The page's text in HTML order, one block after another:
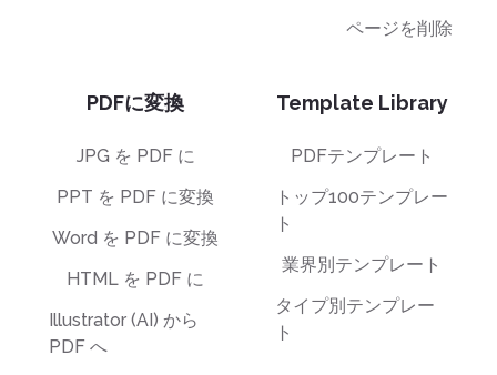
ページを削除
PDFに変換
JPG を PDF に
PPT を PDF に変換
Word を PDF に変換
HTML を PDF に
Illustrator (AI) から
PDF へ
Template Library
PDFテンプレート
トップ100テンプレー
ト
業界別テンプレート
タイプ別テンプレー
ト